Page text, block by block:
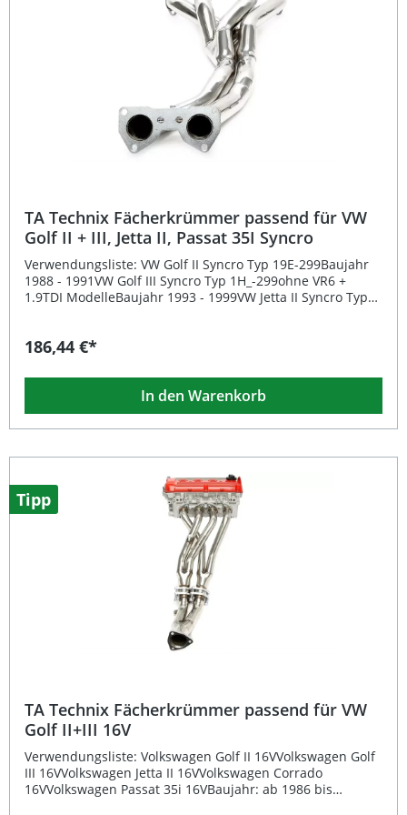
Hochwertiger Edelstahl – korrosionsbeständig und
Sportlicher Sound mit gesteigertem
1x TA Technix Fächerkrümmer aus Edelstahl
Teilegutachten nach §19.3
TA Technix Fächerkrümmer passend für VW
Golf II + III, Jetta II, Passat 35I Syncro
Verwendungsliste: VW Golf II Syncro Typ 19E-299Baujahr
1988 - 1991VW Golf III Syncro Typ 1H_-299ohne VR6 +
1.9TDI ModelleBaujahr 1993 - 1999VW Jetta II Syncro Typ
Fächerkrümmer aus hochwertigem Edelstahl wurde
Fahrzeugs zu optimieren und so die Motorleistung sowie
das Ansprechverhalten zu verbessern. Durch das präzise
Design werden die Abgase effizienter abgeleitet, was zu
einer besseren Zylinderfüllung und einem sportlicheren
hitzebeständig, korrosionsfrei und sorgt für eine
langfristig stabile Leistung auch unter hohen thermischen
Belastungen. Ideal für alle, die Wert auf Leistung,
Langlebigkeit und sportliche Optik legen. Hochwertige
Edelstahlkonstruktion für maximale Haltbarkeit
Verbesserte Abgasströmung und erhöhter Wirkungsgrad
Sportlicher Klang durch optimiertes Rohrdesign
Passgenauigkeit für verschiedene VW Syncro Modelle
Korrosionsbeständig und hitzefest Lieferumfang: 1x TA
Technix Edelstahl Fächerkrümmer
186,44 €*
In den Warenkorb
Tipp
TA Technix Fächerkrümmer passend für VW
Golf II+III 16V
Verwendungsliste: Volkswagen Golf II 16VVolkswagen Golf
III 16VVolkswagen Jetta II 16VVolkswagen Corrado
16VVolkswagen Passat 35i 16VBaujahr: ab 1986 bis